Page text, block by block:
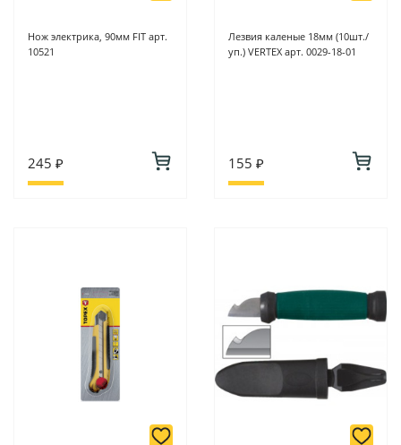
Нож электрика, 90мм FIT арт.
10521
245 ₽
Лезвия каленые 18мм (10шт./
уп.) VERTEX арт. 0029-18-01
155 ₽